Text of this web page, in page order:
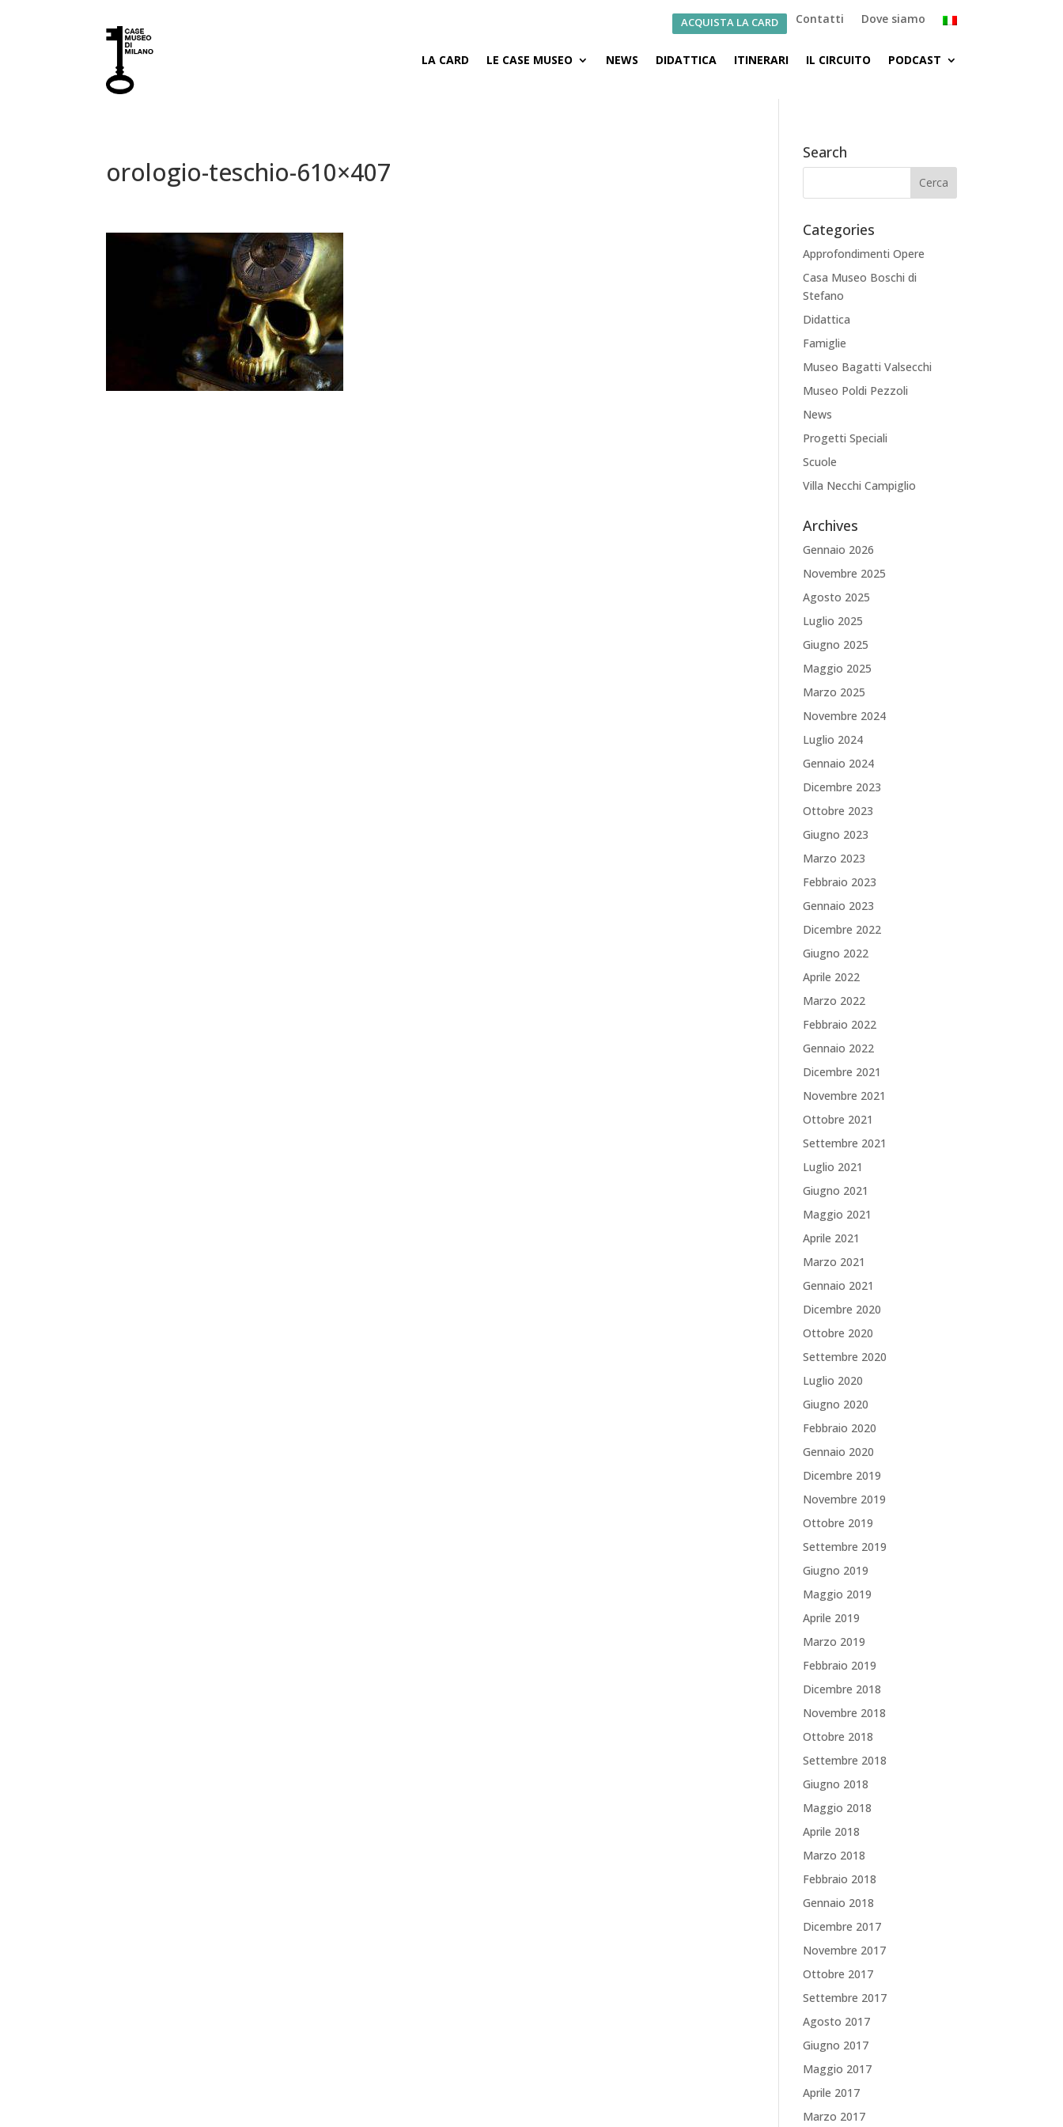
ACQUISTA LA CARD Contatti Dove siamo
LA CARD LE CASE MUSEO NEWS DIDATTICA ITINERARI IL CIRCUITO PODCAST
orologio-teschio-610×407
Search
Categories
Approfondimenti Opere
Casa Museo Boschi di
Stefano
Didattica
Famiglie
Museo Bagatti Valsecchi
Museo Poldi Pezzoli
News
Progetti Speciali
Scuole
Villa Necchi Campiglio
Archives
Gennaio 2026
Novembre 2025
Agosto 2025
Luglio 2025
Giugno 2025
Maggio 2025
Marzo 2025
Novembre 2024
Luglio 2024
Gennaio 2024
Dicembre 2023
Ottobre 2023
Giugno 2023
Marzo 2023
Febbraio 2023
Gennaio 2023
Dicembre 2022
Giugno 2022
Aprile 2022
Marzo 2022
Febbraio 2022
Gennaio 2022
Dicembre 2021
Novembre 2021
Ottobre 2021
Settembre 2021
Luglio 2021
Giugno 2021
Maggio 2021
Aprile 2021
Marzo 2021
Gennaio 2021
Dicembre 2020
Ottobre 2020
Settembre 2020
Luglio 2020
Giugno 2020
Febbraio 2020
Gennaio 2020
Dicembre 2019
Novembre 2019
Ottobre 2019
Settembre 2019
Giugno 2019
Maggio 2019
Aprile 2019
Marzo 2019
Febbraio 2019
Dicembre 2018
Novembre 2018
Ottobre 2018
Settembre 2018
Giugno 2018
Maggio 2018
Aprile 2018
Marzo 2018
Febbraio 2018
Gennaio 2018
Dicembre 2017
Novembre 2017
Ottobre 2017
Settembre 2017
Agosto 2017
Giugno 2017
Maggio 2017
Aprile 2017
Marzo 2017